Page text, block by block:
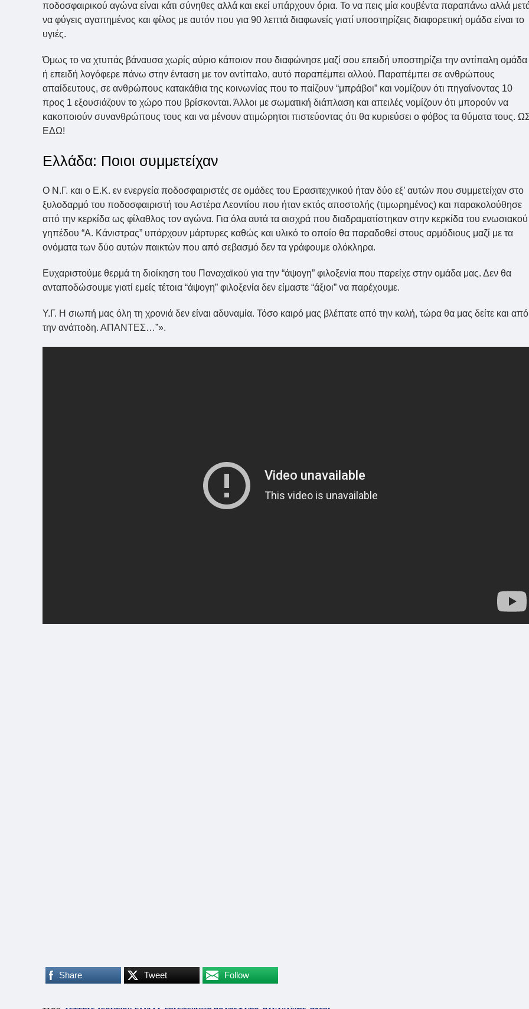
ποδοσφαιρικού αγώνα είναι κάτι σύνηθες αλλά και εκεί υπάρχουν όρια. Το να πεις μία κουβέντα παραπάνω αλλά
να φύγεις αγαπημένος και φίλος με αυτόν που για 90 λεπτά διαφωνείς γιατί υποστηρίζεις διαφορετική ομάδα είναι το
υγιές.
Όμως το να χτυπάς βάναυσα χωρίς αύριο κάποιον που διαφώνησε μαζί σου επειδή υποστηρίζει την αντίπαλη ομάδα
ή επειδή λογόφερε πάνω στην ένταση με τον αντίπαλο, αυτό παραπέμπει αλλού. Παραπέμπει σε ανθρώπους
απαίδευτους, σε ανθρώπους κατακάθια της κοινωνίας που το παίζουν “μπράβοι” και νομίζουν ότι πηγαίνοντας 10
προς 1 εξουσιάζουν το χώρο που βρίσκονται. Άλλοι με σωματική διάπλαση και απειλές νομίζουν ότι μπορούν να
κακοποιούν συνανθρώπους τους και να μένουν ατιμώρητοι πιστεύοντας ότι θα κυριεύσει ο φόβος τα θύματα τους.
ΕΔΩ!
Ελλάδα: Ποιοι συμμετείχαν
Ο Ν.Γ. και ο Ε.Κ. εν ενεργεία ποδοσφαιριστές σε ομάδες του Ερασιτεχνικού ήταν δύο εξ’ αυτών που συμμετείχαν στο
ξυλοδαρμό του ποδοσφαιριστή του Αστέρα Λεοντίου που ήταν εκτός αποστολής (τιμωρημένος) και παρακολούθησε
από την κερκίδα ως φίλαθλος τον αγώνα. Για όλα αυτά τα αισχρά που διαδραματίστηκαν στην κερκίδα του ενωσιακού
γηπέδου “Α. Κάνιστρας” υπάρχουν μάρτυρες καθώς και υλικό το οποίο θα παραδοθεί στους αρμόδιους μαζί με τα
ονόματα των δύο αυτών παικτών που από σεβασμό δεν τα γράφουμε ολόκληρα.
Ευχαριστούμε θερμά τη διοίκηση του Παναχαϊκού για την “άψογη” φιλοξενία που παρείχε στην ομάδα μας. Δεν θα
ανταποδώσουμε γιατί εμείς τέτοια “άψογη” φιλοξενία δεν είμαστε “άξιοι” να παρέχουμε.
Υ.Γ. Η σιωπή μας όλη τη χρονιά δεν είναι αδυναμία. Τόσο καιρό μας βλέπατε από την καλή, τώρα θα μας δείτε και από
την ανάποδη. ΑΠΑΝΤΕΣ…”».
Share Tweet Follow